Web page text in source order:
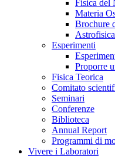
Fisica del
Materia
Brochure
Esperimenti
Proporre
Fisica Teorica
Comitato
Seminari
Conferenze
Biblioteca
Annual Report
Programmi di
Vivere i Laboratori